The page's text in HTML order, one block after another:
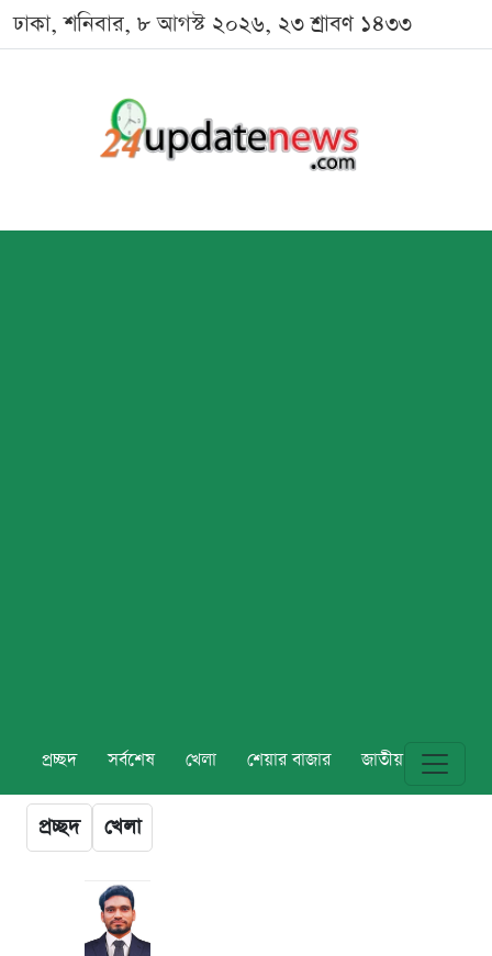
ঢাকা, শনিবার, ৮ আগস্ট ২০২৬, ২৩ শ্রাবণ ১৪৩৩
প্রচ্ছদ সর্বশেষ খেলা শেয়ার বাজার জাতীয় বিশ্ব
প্রচ্ছদ খেলা